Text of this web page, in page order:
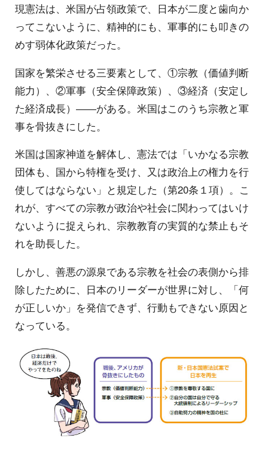
現憲法は、米国が占領政策で、日本が二度と歯向か
ってこないように、精神的にも、軍事的にも叩きの
めす弱体化政策だった。
国家を繁栄させる三要素として、①宗教（価値判断
能力）、②軍事（安全保障政策）、③経済（安定し
た経済成長）――がある。米国はこのうち宗教と軍
事を骨抜きにした。
米国は国家神道を解体し、憲法では「いかなる宗教
団体も、国から特権を受け、又は政治上の権力を行
使してはならない」と規定した（第20条１項）。こ
れが、すべての宗教が政治や社会に関わってはいけ
ないように捉えられ、宗教教育の実質的な禁止もそ
れを助長した。
しかし、善悪の源泉である宗教を社会の表側から排
除したために、日本のリーダーが世界に対し、「何
が正しいか」を発信できず、行動もできない原因と
なっている。